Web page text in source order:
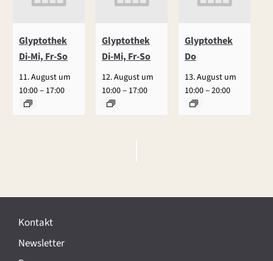
Glyptothek
Di-Mi, Fr-So
11. August um
10:00– 17:00
Glyptothek
Di-Mi, Fr-So
12. August um
10:00– 17:00
Glyptothek
Do
13. August um
10:00–20:00
e
a
n
Kontakt
Newsletter